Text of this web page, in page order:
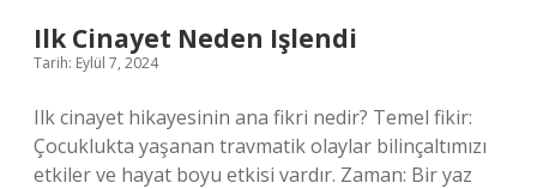
Ilk Cinayet Neden Işlendi
Tarih: Eylül 7, 2024
Ilk cinayet hikayesinin ana fikri nedir? Temel fikir:
Çocuklukta yaşanan travmatik olaylar bilinçaltımızı
etkiler ve hayat boyu etkisi vardır. Zaman: Bir yaz